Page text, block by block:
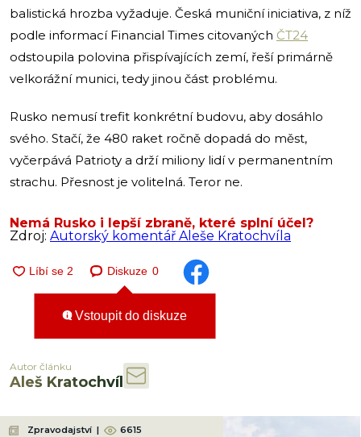
balistická hrozba vyžaduje. Česká muniční iniciativa, z níž
podle informací Financial Times citovaných ČT24
odstoupila polovina přispívajících zemí, řeší primárně
velkorážní munici, tedy jinou část problému.
Rusko nemusí trefit konkrétní budovu, aby dosáhlo
svého. Stačí, že 480 raket ročně dopadá do měst,
vyčerpává Patrioty a drží miliony lidí v permanentním
strachu. Přesnost je volitelná. Teror ne.
Nemá Rusko i lepší zbraně, které splní účel?
Zdroj: Autorský komentář Aleše Kratochvíla
Diskuze 0
Vstoupit do diskuze
Autor článku
Aleš Kratochvíl
Zpravodajství | 6615